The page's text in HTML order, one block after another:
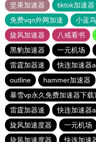
坚果加速器
tiktok加速器
免费vqn外网加速
小蓝鸟
旋风加速器
八戒看书
黑豹加速器
一元机场
雷霆加器速
快连加速器
outline
hammer加速器
暴雪vp永久免费加速器下载
雷霆加器速
快连加速器
旋风加速度器
一元机场
旋风加速度器
快连加速